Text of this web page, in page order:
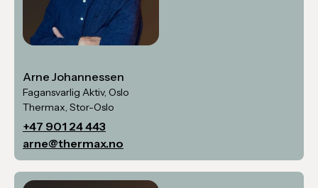
Arne Johannessen
Fagansvarlig Aktiv, Oslo
Thermax, Stor-Oslo
+47 901 24 443
arne@thermax.no